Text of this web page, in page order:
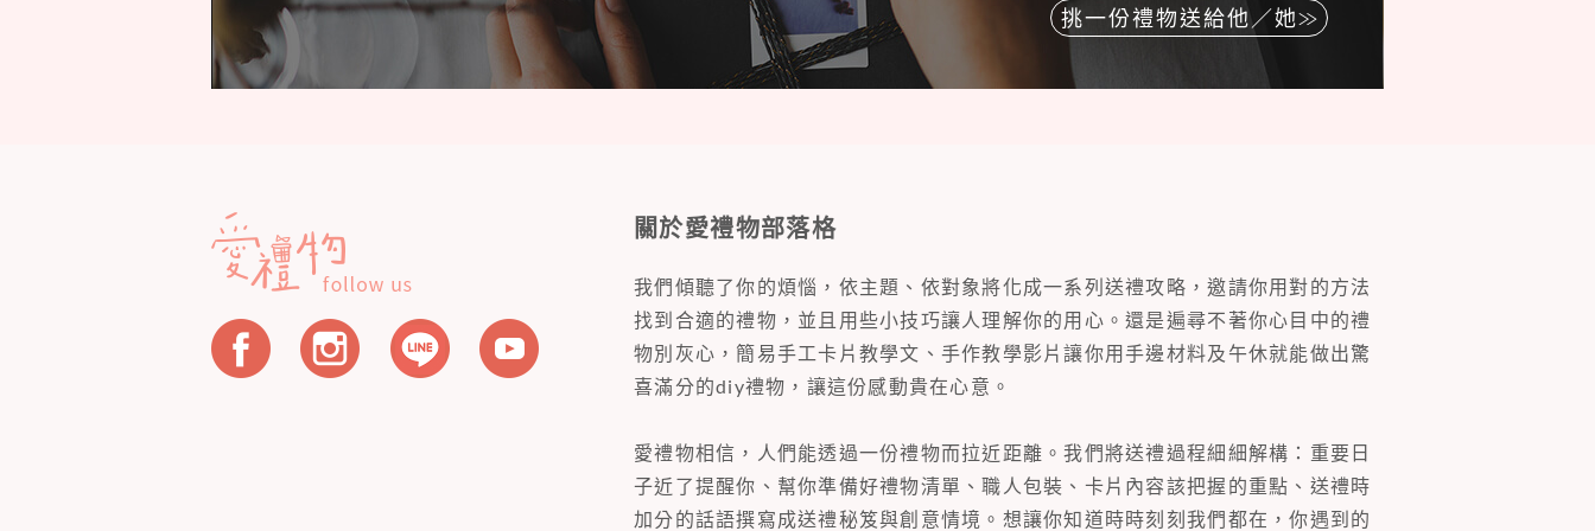
挑一份禮物送給他／她
關於愛禮物部落格
我們傾聽了你的煩惱，依主題、依對象將化成一系列送禮攻略，邀請你用對的方法
找到合適的禮物，並且用些小技巧讓人理解你的用心。還是遍尋不著你心目中的禮
物別灰心，簡易手工卡片教學文、手作教學影片讓你用手邊材料及午休就能做出驚
喜滿分的diy禮物，讓這份感動貴在心意。
愛禮物相信，人們能透過一份禮物而拉近距離。我們將送禮過程細細解構：重要日
子近了提醒你、幫你準備好禮物清單、職人包裝、卡片內容該把握的重點、送禮時
加分的話語撰寫成送禮秘笈與創意情境。想讓你知道時時刻刻我們都在，你遇到的